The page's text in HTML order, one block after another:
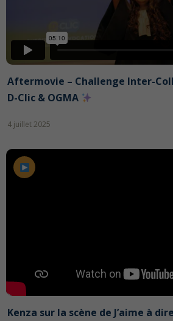
Aftermovie – Challenge Inter-
D-Clic & OGMA
4 juillet 2025
Kenza sur la scène de J’aime à